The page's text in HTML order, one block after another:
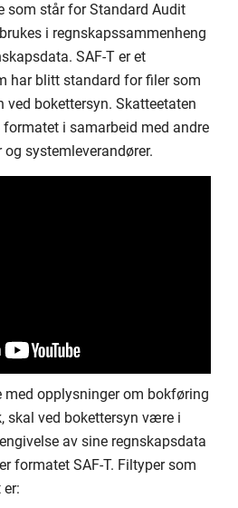
som står for Standard Audit
i regnskapssammenheng
SAF-T er et
har blitt standard for filer som
ved bokettersyn. Skatteetaten
i samarbeid med andre
systemleverandører.
opplysninger om bokføring
skal ved bokettersyn være i
av sine regnskapsdata
formatet SAF-T. Filtyper som